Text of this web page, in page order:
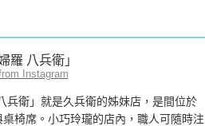
Instagram
兵衛」就是久兵衛的姊妹店，是間位於
椅席。小巧玲瓏的店內，職人可隨時注